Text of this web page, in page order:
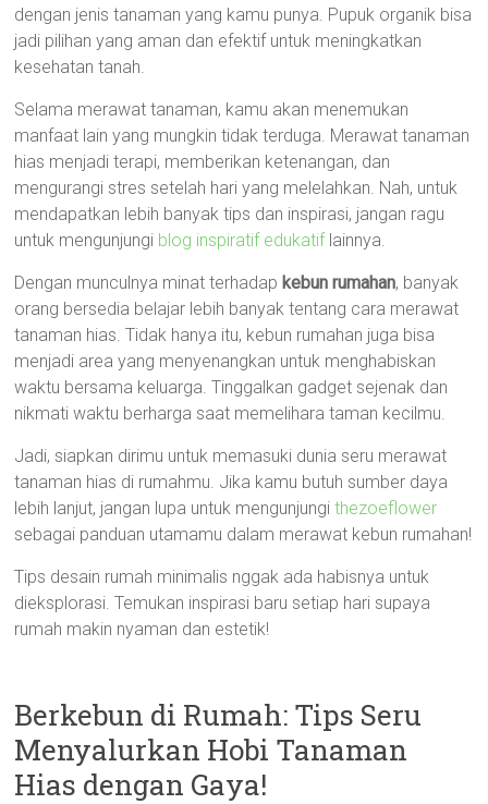
dengan jenis tanaman yang kamu punya. Pupuk organik bisa
jadi pilihan yang aman dan efektif untuk meningkatkan
kesehatan tanah.
Selama merawat tanaman, kamu akan menemukan
manfaat lain yang mungkin tidak terduga. Merawat tanaman
hias menjadi terapi, memberikan ketenangan, dan
mengurangi stres setelah hari yang melelahkan. Nah, untuk
mendapatkan lebih banyak tips dan inspirasi, jangan ragu
untuk mengunjungi blog inspiratif edukatiflainnya.
Dengan munculnya minat terhadap kebun rumahan, banyak
orang bersedia belajar lebih banyak tentang cara merawat
tanaman hias. Tidak hanya itu, kebun rumahan juga bisa
menjadi area yang menyenangkan untuk menghabiskan
waktu bersama keluarga. Tinggalkan gadget sejenak dan
nikmati waktu berharga saat memelihara taman kecilmu.
Jadi, siapkan dirimu untuk memasuki dunia seru merawat
tanaman hias di rumahmu. Jika kamu butuh sumber daya
lebih lanjut, jangan lupa untuk mengunjungithezoeflower
sebagai panduan utamamu dalam merawat kebun rumahan!
Tips desain rumah minimalis nggak ada habisnya untuk
dieksplorasi. Temukan inspirasi baru setiap hari supaya
rumah makin nyaman dan estetik!
Berkebun di Rumah: Tips Seru
Menyalurkan Hobi Tanaman
Hias dengan Gaya!